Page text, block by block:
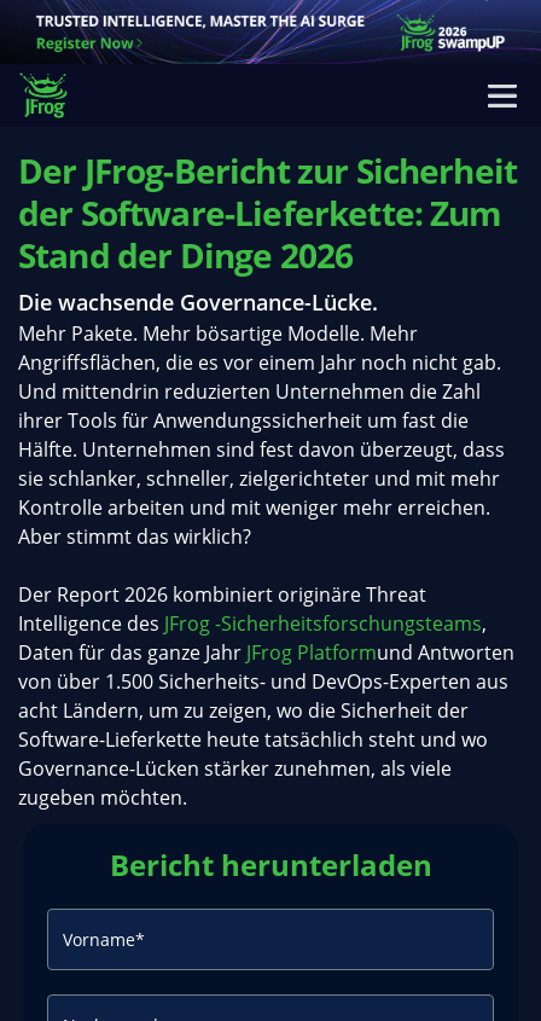
Der JFrog-Bericht zur Sicherheit
der Software-Lieferkette: Zum
Stand der Dinge 2026
Die wachsende Governance-Lücke.
Mehr Pakete. Mehr bösartige Modelle. Mehr
Angriffsflächen, die es vor einem Jahr noch nicht gab.
Und mittendrin reduzierten Unternehmen die Zahl
ihrer Tools für Anwendungssicherheit um fast die
Hälfte. Unternehmen sind fest davon überzeugt, dass
sie schlanker, schneller, zielgerichteter und mit mehr
Kontrolle arbeiten und mit weniger mehr erreichen.
Aber stimmt das wirklich?
Der Report 2026 kombiniert originäre Threat
Intelligence des JFrog -Sicherheitsforschungsteams,
Daten für das ganze Jahr JFrog Platformund Antworten
von über 1.500 Sicherheits- und DevOps-Experten aus
acht Ländern, um zu zeigen, wo die Sicherheit der
Software-Lieferkette heute tatsächlich steht und wo
Governance-Lücken stärker zunehmen, als viele
zugeben möchten.
Bericht herunterladen